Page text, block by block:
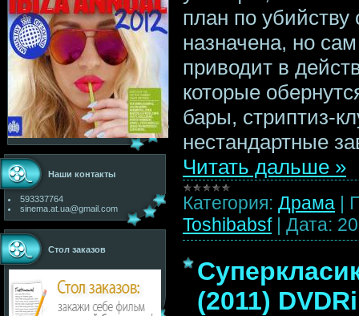
Наши контакты
593337764
sinema.at.ua@gmail.com
Стол заказов
план по
назначена, но
приводит в
которые
бары, стриптиз-
нестандартные
Читать дальше »
Категория: Драма |
Toshibabsf | Дата:
(2011)